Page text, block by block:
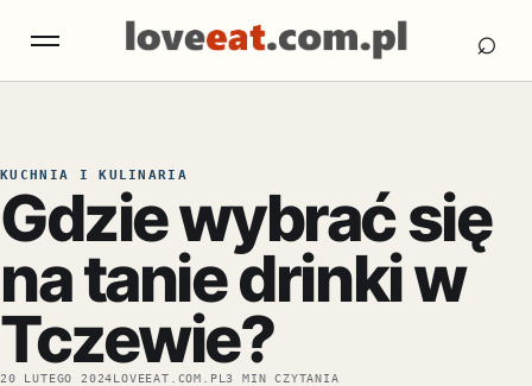
Otwórz menu ⌕
KUCHNIA I KULINARIA
Gdzie wybrać się
na tanie drinki w
Tczewie?
20 LUTEGO 2024LOVEEAT.COM.PL3 MIN CZYTANIA